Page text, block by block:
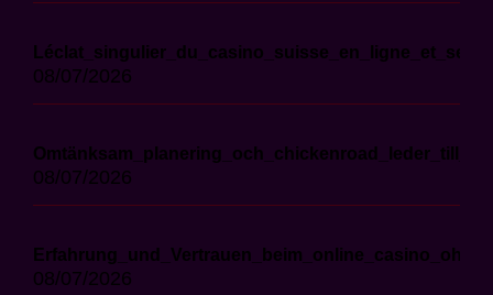
08/07/2026
08/07/2026
08/07/2026